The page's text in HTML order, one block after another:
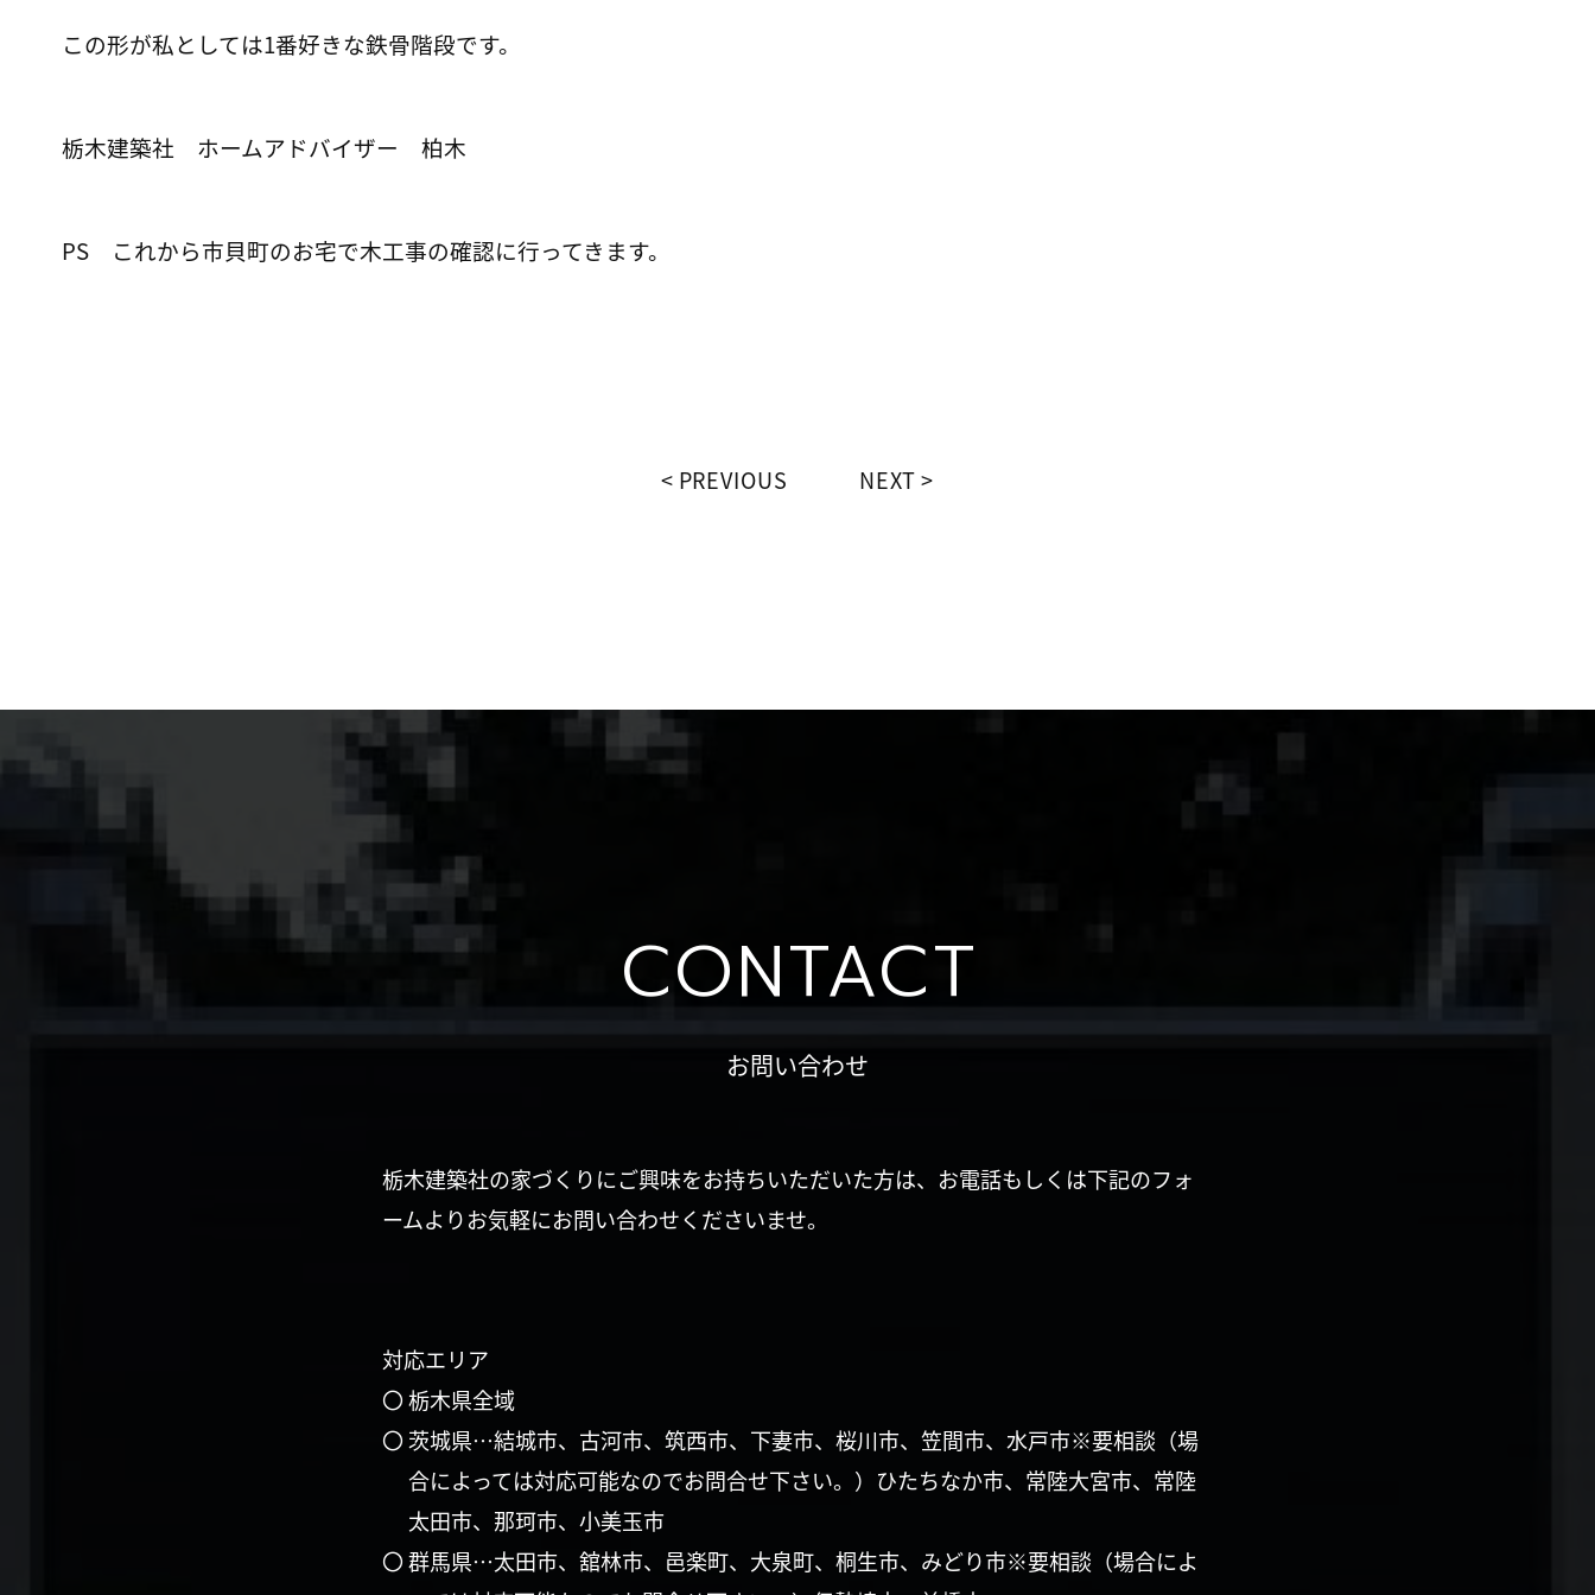
この形が私としては1番好きな鉄骨階段です。
栃木建築社 ホームアドバイザー 柏木
PS これから市貝町のお宅で木工事の確認に行ってきます。
PREVIOUS NEXT
CONTACT
お問い合わせ
栃木建築社の家づくりにご興味をお持ちいただいた方は、お電話もしくは下記のフォ
ームよりお気軽にお問い合わせくださいませ。
対応エリア
〇 栃木県全域
〇 茨城県…結城市、古河市、筑西市、下妻市、桜川市、笠間市、水戸市※要相談（場
合によっては対応可能なのでお問合せ下さい。）ひたちなか市、常陸大宮市、常陸
太田市、那珂市、小美玉市
〇 群馬県…太田市、舘林市、邑楽町、大泉町、桐生市、みどり市※要相談（場合によ